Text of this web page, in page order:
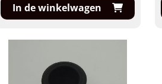
In de winkelwagen